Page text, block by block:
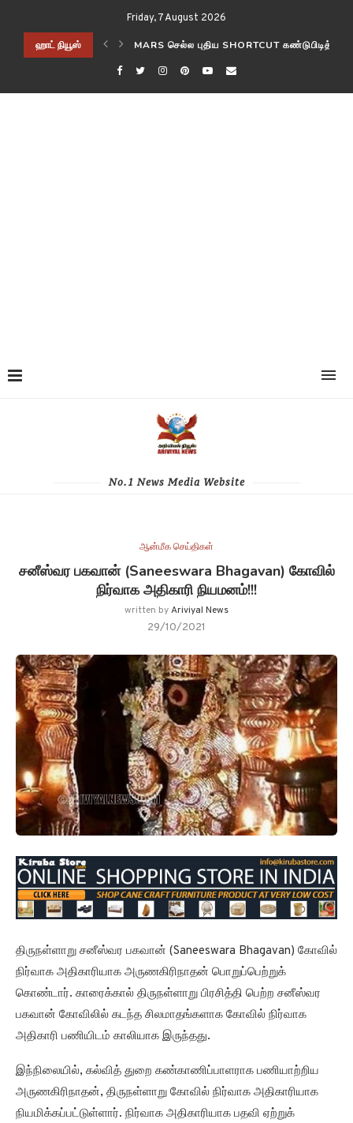
Friday, 7 August 2026
ஹாட் நியூஸ்
விஞ்ஞானிகள்! NASA-ISRO NISAR பூமி மாற்றங்களை
No.1 News Media Website
ஆன்மீக செய்திகள்
சனீஸ்வர பகவான் (Saneeswara Bhagavan) கோவில்
நிர்வாக அதிகாரி நியமனம்!!!
written byAriviyal News
29/10/2021
திருநள்ளாறு சனீஸ்வர பகவான் (Saneeswara Bhagavan) கோவில்
நிர்வாக அதிகாரியாக அருணகிரிநாதன் பொறுப்பெற்றுக்
கொண்டார். காரைக்கால் திருநள்ளாறு பிரசித்தி பெற்ற சனீஸ்வர
பகவான் கோவிலில் கடந்த சிலமாதங்களாக கோவில் நிர்வாக
அதிகாரி பணியிடம் காலியாக இருந்தது.
இந்நிலையில், கல்வித் துறை கண்காணிப்பாளராக பணியாற்றிய
அருணகிரிநாதன், திருநள்ளாறு கோவில் நிர்வாக அதிகாரியாக
நியமிக்கப்பட்டுள்ளார். நிர்வாக அதிகாரியாக பதவி ஏற்றுக்